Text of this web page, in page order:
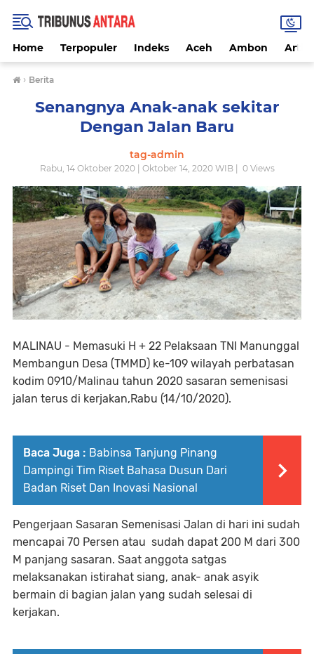
Home Terpopuler Indeks Aceh Ambon
› Berita
Senangnya Anak-anak sekitar
Dengan Jalan Baru
tag-admin
Rabu, 14 Oktober 2020 | Oktober 14, 2020 WIB | 0Views
MALINAU - Memasuki H + 22 Pelaksaan TNI Manunggal
Membangun Desa (TMMD) ke-109 wilayah perbatasan
kodim 0910/Malinau tahun 2020 sasaran semenisasi
jalan terus di kerjakan,Rabu (14/10/2020).
Baca Juga : Babinsa Tanjung Pinang
Dampingi Tim Riset Bahasa Dusun Dari
Badan Riset Dan Inovasi Nasional
Pengerjaan Sasaran Semenisasi Jalan di hari ini sudah
mencapai 70 Persen atau sudah dapat 200 M dari 300
M panjang sasaran. Saat anggota satgas
melaksanakan istirahat siang, anak- anak asyik
bermain di bagian jalan yang sudah selesai di
kerjakan.